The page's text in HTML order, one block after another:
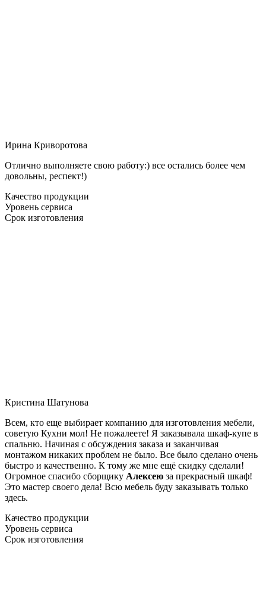
Ирина Криворотова
Отлично выполняете свою работу:) все остались более чем
довольны, респект!)
Качество продукции
Уровень сервиса
Срок изготовления
Кристина Шатунова
Всем, кто еще выбирает компанию для изготовления мебели,
советую Кухни мол! Не пожалеете! Я заказывала шкаф-купе в
спальню. Начиная с обсуждения заказа и заканчивая
монтажом никаких проблем не было. Все было сделано очень
быстро и качественно. К тому же мне ещё скидку сделали!
Огромное спасибо сборщику Алексею за прекрасный шкаф!
Это мастер своего дела! Всю мебель буду заказывать только
здесь.
Качество продукции
Уровень сервиса
Срок изготовления